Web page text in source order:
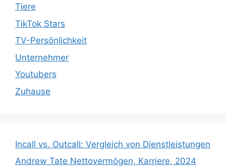
Tiere
TikTok Stars
TV-Persönlichkeit
Unternehmer
Youtubers
Zuhause
Incall vs. Outcall: Vergleich von Dienstleistungen
Andrew Tate Nettovermögen, Karriere, 2024